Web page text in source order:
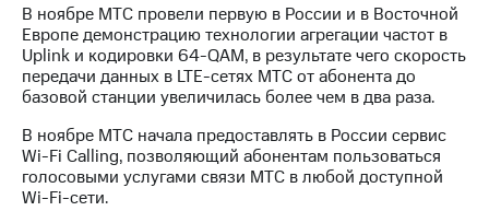
В ноябре МТС провели первую в России и в Восточной
Европе демонстрацию технологии агрегации частот в
Uplink и кодировки 64-QAM, в результате чего скорость
передачи данных в LTE-сетях МТС от абонента до
базовой станции увеличилась более чем в два раза.
В ноябре МТС начала предоставлять в России сервис
Wi-Fi Calling, позволяющий абонентам пользоваться
голосовыми услугами связи МТС в любой доступной
Wi-Fi-сети.